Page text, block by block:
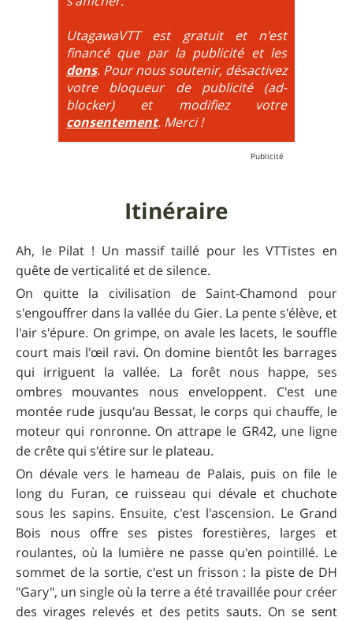
très hautes etc.
= On prend les difficultés du niveau 5 et on les
additionne, c'est à dire qu'on peut combiner pente
très raide avec épingles trialisantes !
UtagawaVTT est gratuit et n'est
financé que par la publicité et les
dons. Pour nous soutenir, désactivez
votre bloqueur de publicité (ad-
blocker) et modifiez votre
consentement. Merci !
Itinéraire
Ah, le Pilat ! Un massif taillé pour les VTTistes en
quête de verticalité et de silence.
On quitte la civilisation de Saint-Chamond pour
s'engouffrer dans la vallée du Gier. La pente s'élève, et
l'air s'épure. On grimpe, on avale les lacets, le souffle
court mais l'œil ravi. On domine bientôt les barrages
qui irriguent la vallée. La forêt nous happe, ses
ombres mouvantes nous enveloppent. C'est une
montée rude jusqu'au Bessat, le corps qui chauffe, le
moteur qui ronronne. On attrape le GR42, une ligne
de crête qui s'étire sur le plateau.
On dévale vers le hameau de Palais, puis on file le
long du Furan, ce ruisseau qui dévale et chuchote
sous les sapins. Ensuite, c'est l'ascension. Le Grand
Bois nous offre ses pistes forestières, larges et
roulantes, où la lumière ne passe qu'en pointillé. Le
sommet de la sortie, c'est un frisson : la piste de DH
"Gary", un single où la terre a été travaillée pour créer
des virages relevés et des petits sauts. On se sent